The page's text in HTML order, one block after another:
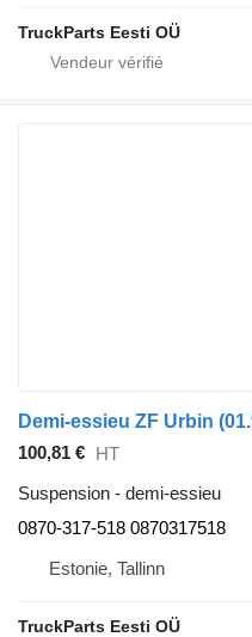
TruckParts Eesti OÜ
100,81 € HT
Suspension - demi-essieu
0870-317-518 0870317518
Estonie, Tallinn
TruckParts Eesti OÜ